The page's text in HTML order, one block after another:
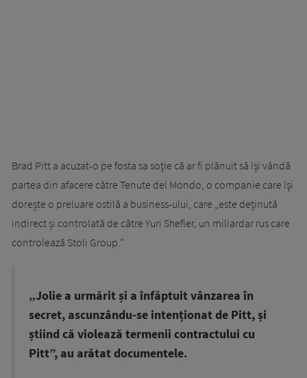
Brad Pitt a acuzat-o pe fosta sa soție că ar fi plănuit să își vândă
partea din afacere către Tenute del Mondo, o companie care își
dorește o preluare ostilă a business-ului, care „este deținută
indirect și controlată de către Yuri Shefler, un miliardar rus care
controlează Stoli Group.”
„Jolie a urmărit și a înfăptuit vânzarea în
secret, ascunzându-se intenționat de Pitt, și
știind că violează termenii contractului cu
Pitt”, au arătat documentele.